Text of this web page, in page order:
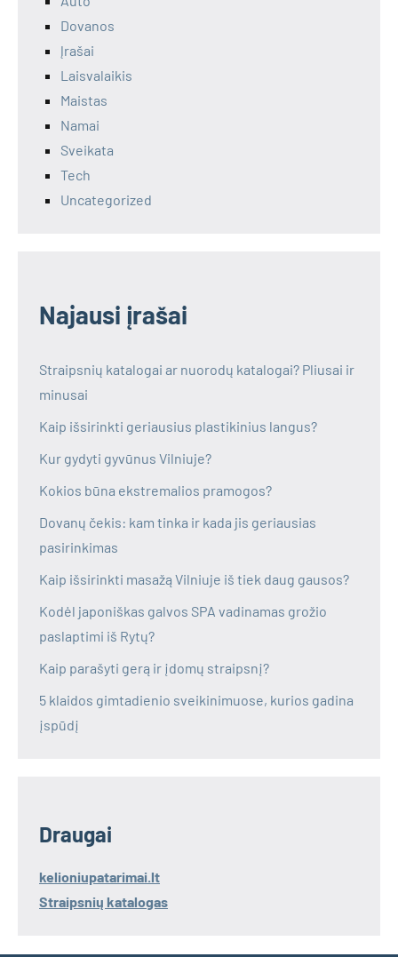
Dovanos
Įrašai
Laisvalaikis
Maistas
Namai
Sveikata
Tech
Uncategorized
Najausi įrašai
Straipsnių katalogai ar nuorodų katalogai? Pliusai ir
minusai
Kaip išsirinkti geriausius plastikinius langus?
Kur gydyti gyvūnus Vilniuje?
Kokios būna ekstremalios pramogos?
Dovanų čekis: kam tinka ir kada jis geriausias
pasirinkimas
Kaip išsirinkti masažą Vilniuje iš tiek daug gausos?
Kodėl japoniškas galvos SPA vadinamas grožio
paslaptimi iš Rytų?
Kaip parašyti gerą ir įdomų straipsnį?
5 klaidos gimtadienio sveikinimuose, kurios gadina
įspūdį
Draugai
kelioniupatarimai.lt
Straipsnių katalogas